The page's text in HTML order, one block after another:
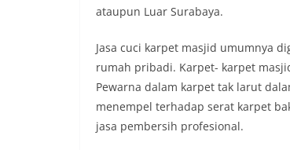
ataupun Luar Surabaya.
Jasa cuci karpet masjid umumnya
rumah pribadi. Karpet- karpet
Pewarna dalam karpet tak larut
menempel terhadap serat karpet
jasa pembersih profesional.